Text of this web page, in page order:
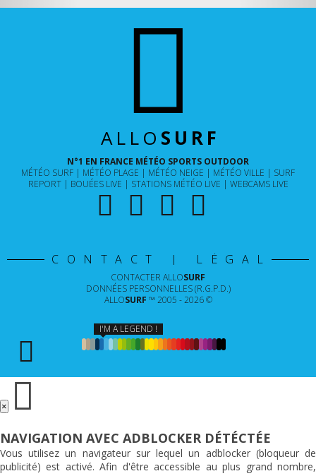
ALLO SURF
N°1 EN FRANCE MÉTÉO SPORTS OUTDOOR
MÉTÉO SURF
MÉTÉO PLAGE MÉTÉO NEIGE MÉTÉO VILLE
SURF
REPORT
BOUÉES LIVE STATIONS MÉTÉO LIVE WEBCAMS LIVE
CONTACT | LÉGAL
CONTACTER ALLOSURF
DONNÉES PERSONNELLES (R.G.P.D.)
ALLOSURF ™ 2005 - 2026 ©
I'M A LEGEND !
×
NAVIGATION AVEC ADBLOCKER DÉTÉCTÉE
Vous utilisez un navigateur sur lequel un adblocker (bloqueur de
publicité) est activé. Afin d'être accessible au plus grand nombre,